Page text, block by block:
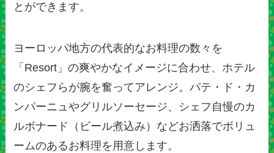
とができます。
ヨーロッパ地方の代表的なお料理の数々を
「Resort」の爽やかなイメージに合わせ、ホテル
のシェフらが腕を奮ってアレンジ。パテ・ド・カ
ンパーニュやグリルソーセージ、シェフ自慢のカ
ルボナード（ビール煮込み）などお洒落でボリュ
ームのあるお料理を用意します。